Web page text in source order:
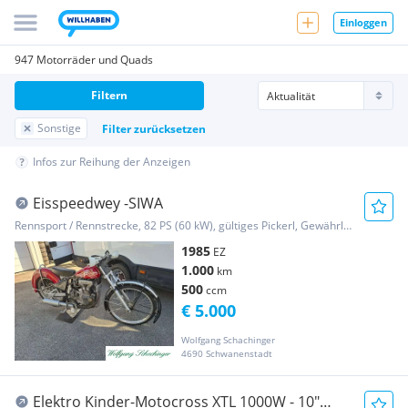
Einloggen
947 Motorräder und Quads
Sonstige Filter zurücksetzen
Filtern
Infos zur Reihung der Anzeigen
Eisspeedwey -SIWA
Rennsport / Rennstrecke, 82 PS (60 kW), gültiges Pickerl, Gewährleistung
1985 EZ
1.000 km
500ccm
Wolfgang Schachinger
4690 Schwanenstadt
€ 5.000
Elektro Kinder-Motocross XTL 1000W - 10"